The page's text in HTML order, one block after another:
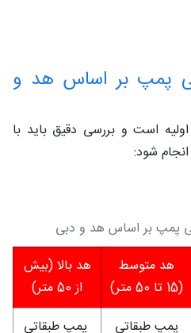
پمپ بر اساس هد و
است و بررسی دقیق باید با
شود:
پمپ بر اساس هد و دبی
هد متوسط
(15 تا 50 متر)
هد بالا (بیش
از 50 متر)
پمپ طبقاتی
پمپ طبقاتی